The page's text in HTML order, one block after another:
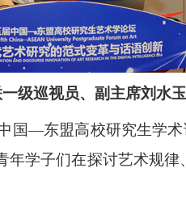
级巡视员、副主席刘水
国—东盟高校研究生学术
学子们在探讨艺术规